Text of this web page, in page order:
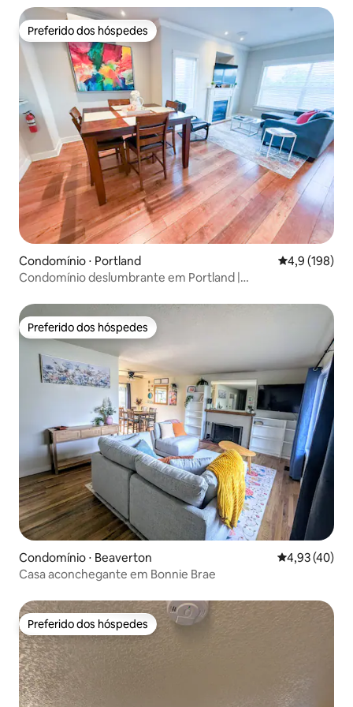
Preferido dos hóspedes
Preferido dos hóspedes
Condomínio ⋅ Portland 4,9 de uma
4,9 (198)
Condomínio deslumbrante em Portland |
Preferido dos hóspedes
Preferido dos hóspedes
Condomínio ⋅ Beaverton 4,93 de uma
4,93 (40)
Casa aconchegante em Bonnie Brae
Preferido dos hóspedes
Preferido dos hóspedes